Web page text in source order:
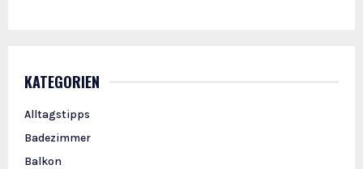
KATEGORIEN
Alltagstipps
Badezimmer
Balkon